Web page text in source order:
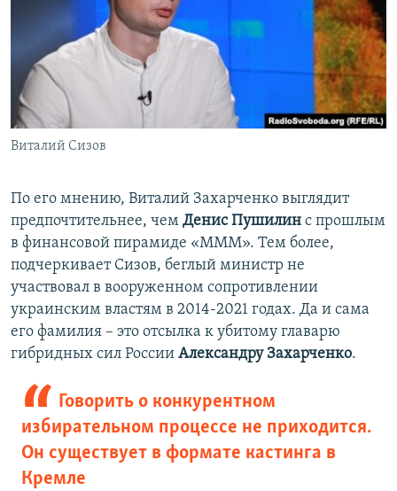
Виталий Сизов
По его мнению, Виталий Захарченко выглядит
предпочтительнее, чем Денис Пушилин с прошлым
в финансовой пирамиде «МММ». Тем более,
подчеркивает Сизов, беглый министр не
участвовал в вооруженном сопротивлении
украинским властям в 2014-2021 годах. Да и сама
его фамилия – это отсылка к убитому главарю
гибридных сил России Александру Захарченко.
Говорить о конкурентном
избирательном процессе не приходится.
Он существует в формате кастинга в
Кремле